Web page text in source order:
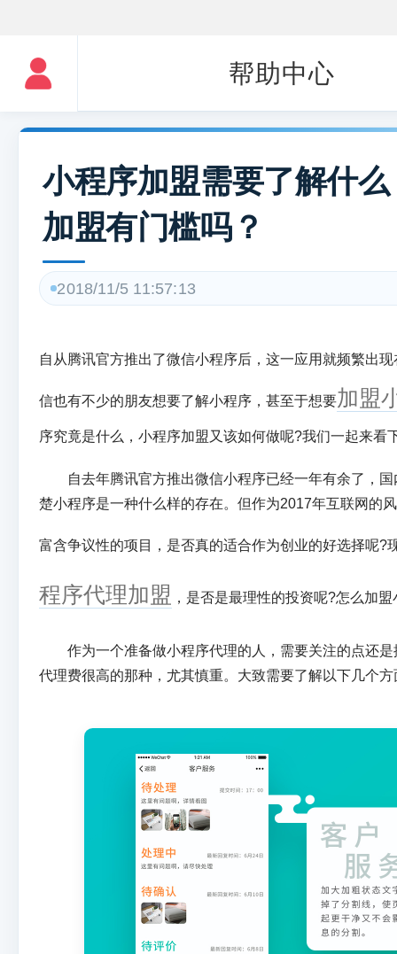
帮助中心
小程序加盟需要了解什
加盟有门槛吗？
2018/11/5 11:57:13
自从腾讯官方推出了微信小程序后，这一应用就频繁出
信也有不少的朋友想要了解小程序，甚至于想要加盟
序究竟是什么，小程序加盟又该如何做呢?我们一起来看
自去年腾讯官方推出微信小程序已经一年有余了，国
楚小程序是一种什么样的存在。但作为2017年互联网的
富含争议性的项目，是否真的适合作为创业的好选择呢?
程序代理加盟 ，是否是最理性的投资呢?怎么加
作为一个准备做小程序代理的人，需要关注的点还是
代理费很高的那种，尤其慎重。大致需要了解以下几个方